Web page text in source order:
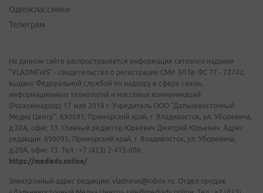
Одноклассники
Телеграм
На данном сайте распространяется информация сетевого издания
"VLADNEWS" - свидетельство о регистрации СМИ ЭЛ № ФС 77 - 72742,
выдано Федеральной службой по надзору в сфере связи,
информационных технологий и массовых коммуникаций
(Роскомнадзор) 17 мая 2018 г. Учредитель ООО "Дальневосточный
Медиа Центр". 690091, Приморский край, г. Владивосток, ул. Уборевича,
д.20А, офис 13. Главный редактор Юркевич Дмитрий Юрьевич. Адрес
редакции: 690091, Приморский край, г. Владивосток, ул. Уборевича,
д.20А, офис 13. Тел.: +7 (423) 2-415-600.
https://mediadv.online/
Электронный адрес редакции: vladnews@inbox.ru. Отдел продаж